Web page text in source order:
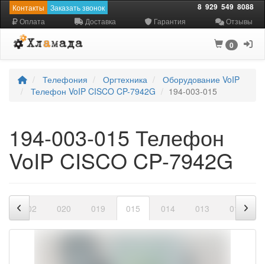
Контакты Заказать звонок 8 929 549 8088
Оплата Доставка Гарантия Отзывы
0
Телефония Оргтехника
Оборудование VoIP
Телефон VoIP CISCO CP-7942G
194-003-015
194-003-015 Телефон
VoIP CISCO CP-7942G
002 020 019 015 014 013 012